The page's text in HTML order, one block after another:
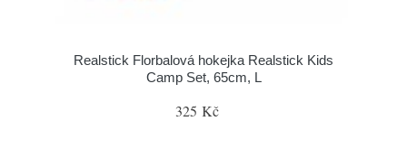
Realstick Florbalová hokejka Realstick Kids
Camp Set, 65cm, L
325 Kč